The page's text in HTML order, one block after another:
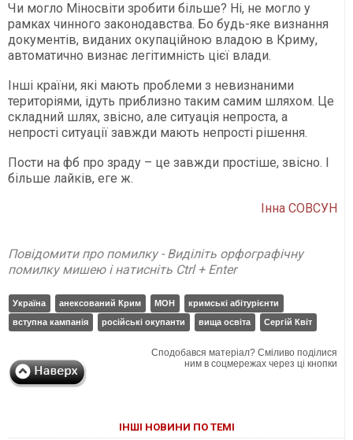
Чи могло Міносвіти зробити більше? Ні, не могло у
рамках чинного законодавства. Бо будь-яке визнання
документів, виданих окупаційною владою в Криму,
автоматично визнає легітимність цієї влади.
Інші країни, які мають проблеми з невизнаними
територіями, ідуть приблизно таким самим шляхом. Це
складний шлях, звісно, але ситуація непроста, а
непрості ситуації завжди мають непрості рішення.
Пости на фб про зраду – це завжди простіше, звісно. І
більше лайків, еге ж.
Інна СОВСУН
Повідомити про помилку - Виділіть орфографічну
помилку мишею і натисніть Ctrl + Enter
Україна анексований Крим МОН
кримські абітурієнти
вступна кампанія
російські окупанти вища освіта Сергій Квіт
Сподобався матеріал? Сміливо поділися
ним в соцмережах через ці кнопки
ІНШІ НОВИНИ ПО ТЕМІ